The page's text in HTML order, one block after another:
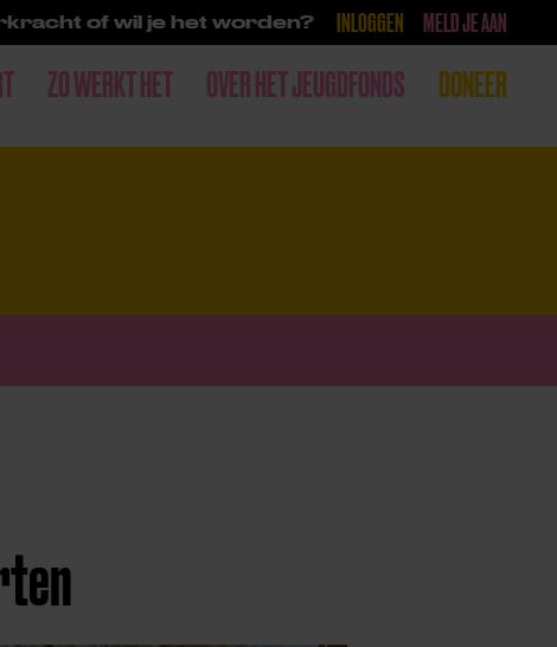
of wil je het worden? INLOGGEN MELD JE AAN
ZO WERKT HET OVER HET JEUGDFONDS DONEER